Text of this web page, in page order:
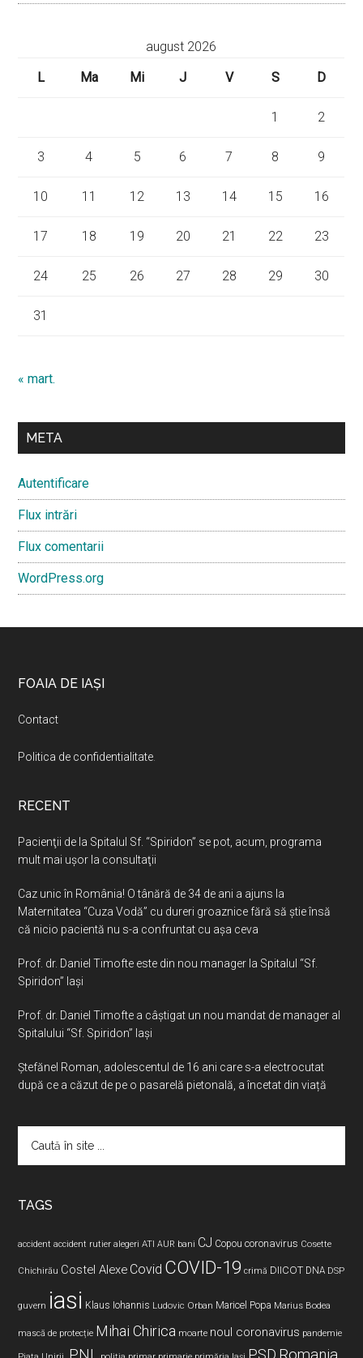
august 2026
L
Ma Mi J V S D
1 2
3 4 5 6 7 8 9
10 11 12 13 14 15 16
17 18 19 20 21 22 23
24 25 26 27 28 29 30
31
« mart.
META
Autentificare
Flux intrări
Flux comentarii
WordPress.org
Footer
FOAIA DE IAȘI
Contact
Politica de confidentialitate
RECENT
Pacienţii de la Spitalul Sf. “Spiridon” se pot, acum, programa
mult mai uşor la consultaţii
Caz unic în România! O tânără de 34 de ani a ajuns la
Maternitatea “Cuza Vodă” cu dureri groaznice fără să ştie însă
că nicio pacientă nu s-a confruntat cu așa ceva
Prof. dr. Daniel Timofte este din nou manager la Spitalul “Sf.
Spiridon” Iaşi
Prof. dr. Daniel Timofte a câștigat un nou mandat de manager al
Spitalului “Sf. Spiridon” Iași
Ştefănel Roman, adolescentul de 16 ani care s-a electrocutat
după ce a căzut de pe o pasarelă pietonală, a încetat din viață
TAGS
accident accident rutier alegeri ATI AUR bani CJ Copou coronavirus Cosette
Chichirău Costel Alexe Covid COVID-19 crimă DIICOT DNA DSP
guvern iasi Klaus Iohannis Ludovic Orban Maricel Popa Marius Bodea
mască de protecție Mihai Chirica moarte noul coronavirus pandemie
PNL PSD